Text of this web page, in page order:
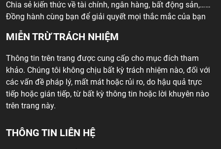
Chia sẻ kiến thức về tài chính, ngân hàng, bất động sản,……
Đồng hành cùng bạn để giải quyết mọi thắc mắc của bạn
MIỄN TRỪ TRÁCH NHIỆM
Thông tin trên trang được cung cấp cho mục đích tham
khảo. Chúng tôi không chịu bất kỳ trách nhiệm nào, đối với
các vấn đề pháp lý, mất mát hoặc rủi ro, do hậu quả trực
tiếp hoặc gián tiếp, từ bất kỳ thông tin hoặc lời khuyên nào
trên trang này.
THÔNG TIN LIÊN HỆ